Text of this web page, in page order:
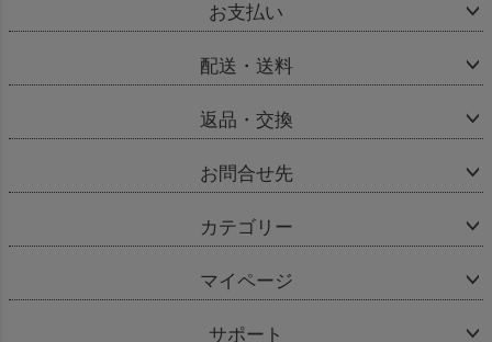
お支払い
配送・送料
返品・交換
お問合せ先
カテゴリー
マイページ
サポート